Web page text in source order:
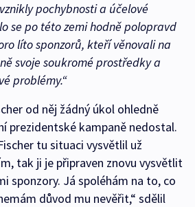
pochybnosti a účelové
se po této zemi hodně polopravd
líto sponzorů, kteří věnovali na
svoje soukromé prostředky a
problémy.“
od něj žádný úkol ohledně
prezidentské kampaně nedostal.
tu situaci vysvětlil už
tak ji je připraven znovu vysvětlit
sponzory. Já spoléhám na to, co
důvod mu nevěřit,“ sdělil